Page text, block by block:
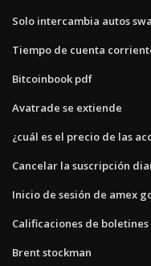
Solo intercambia autos
Tiempo de cuenta
Bitcoinbook pdf
Avatrade se extiende
¿cuál es el precio de las
Cancelar la suscripción
Inicio de sesión de amex
Calificaciones de
Brent stockman